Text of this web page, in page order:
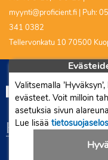
myynti@proficient.fi | Puh:
341 0382
Tellervonkatu 10 70500
Valitsemalla
evästeet. Voit milloin
asetuksia sivun
Lue lisää